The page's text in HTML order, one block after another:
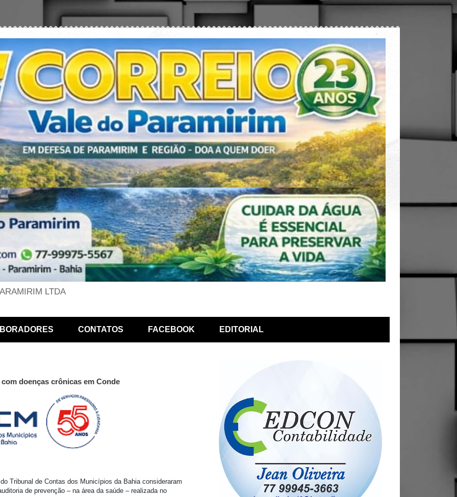
LTDA
CONTATOS FACEBOOK EDITORIAL
doenças crônicas em Conde
Tribunal de Contas dos Municípios da Bahia consideraram
de prevenção – na área da saúde – realizada no